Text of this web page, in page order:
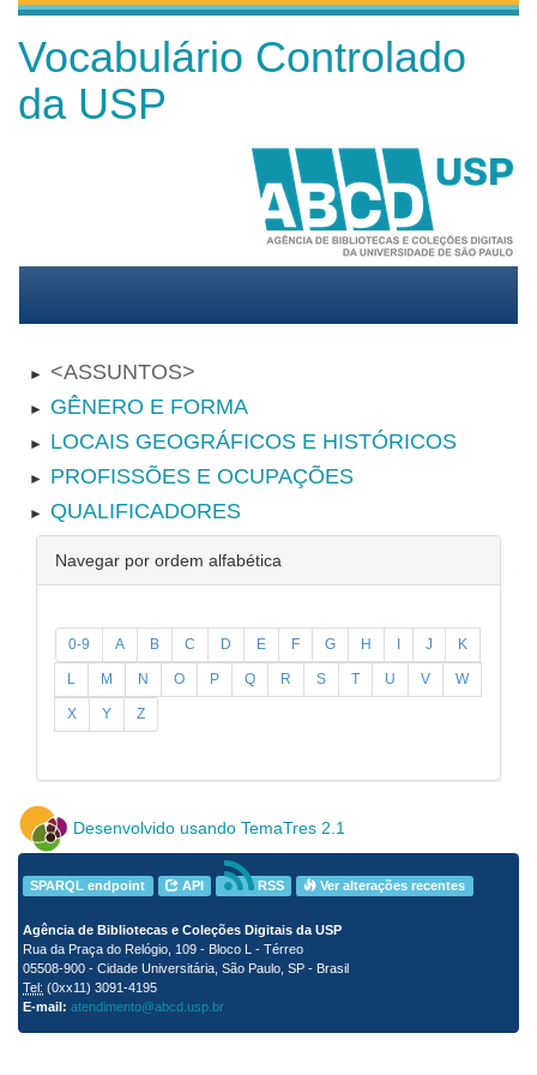
Vocabulário Controlado
da USP
► ASSUNTOS
► GÊNERO E FORMA
► LOCAIS GEOGRÁFICOS E HISTÓRICOS
► PROFISSÕES E OCUPAÇÕES
► QUALIFICADORES
Navegar por ordem alfabética
0-9 A B C D E F G H I J K
L M N O P Q R S T U V W
X Y Z
Desenvolvido usando TemaTres 2.1
SPARQL endpoint API RSS Ver alterações recentes
Agência de Bibliotecas e Coleções Digitais da USP
Rua da Praça do Relógio, 109 - Bloco L - Térreo
05508-900 - Cidade Universitária, São Paulo, SP - Brasil
Tel: (0xx11) 3091-4195
E-mail: atendimento@abcd.usp.br